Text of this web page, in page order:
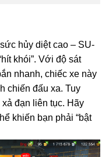
hủy diệt cao – SU-
khói”. Với độ sát
nhanh, chiếc xe này
chiến đấu xa. Tuy
đạn liên tục. Hãy
khiến bạn phải “bật